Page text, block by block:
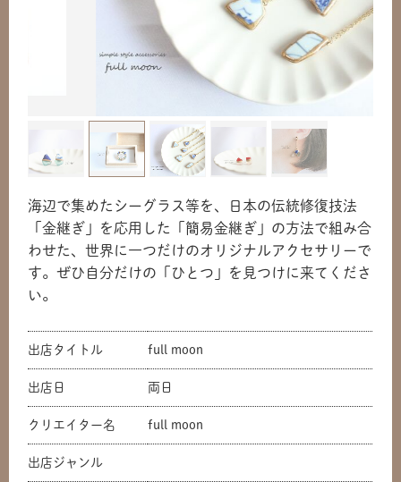
海辺で集めたシーグラス等を、日本の伝統修復技法
「金継ぎ」を応用した「簡易金継ぎ」の方法で組み合
わせた、世界に一つだけのオリジナルアクセサリーで
す。ぜひ自分だけの「ひとつ」を見つけに来てくださ
い。
出店タイトル full moon
出店日 両日
クリエイター名 full moon
出店ジャンル